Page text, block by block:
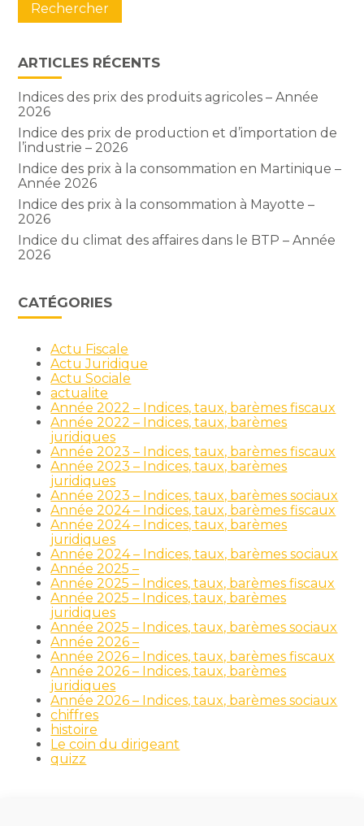
ARTICLES RÉCENTS
Indices des prix des produits agricoles – Année
2026
Indice des prix de production et d’importation de
l’industrie – 2026
Indice des prix à la consommation en Martinique –
Année 2026
Indice des prix à la consommation à Mayotte –
2026
Indice du climat des affaires dans le BTP – Année
2026
CATÉGORIES
Actu Fiscale
Actu Juridique
Actu Sociale
actualite
Année 2022 – Indices, taux, barèmes fiscaux
Année 2022 – Indices, taux, barèmes
juridiques
Année 2023 – Indices, taux, barèmes fiscaux
Année 2023 – Indices, taux, barèmes
juridiques
Année 2023 – Indices, taux, barèmes sociaux
Année 2024 – Indices, taux, barèmes fiscaux
Année 2024 – Indices, taux, barèmes
juridiques
Année 2024 – Indices, taux, barèmes sociaux
Année 2025 –
Année 2025 – Indices, taux, barèmes fiscaux
Année 2025 – Indices, taux, barèmes
juridiques
Année 2025 – Indices, taux, barèmes sociaux
Année 2026 –
Année 2026 – Indices, taux, barèmes fiscaux
Année 2026 – Indices, taux, barèmes
juridiques
Année 2026 – Indices, taux, barèmes sociaux
chiffres
histoire
Le coin du dirigeant
quizz